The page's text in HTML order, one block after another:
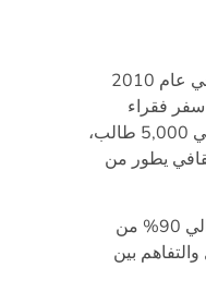
جامعة البخاري في ماليزيا هي واحدة من أبرز الجامعات غير الربحية في البلاد. تأسست الجامعة في عام 2010
فقراء
ماليزيا للحج والعمرة. منذ تأسيس جامعة البخاري، جذبت الجامعة بمستواها التعليمي المتميز حوالي 5,000 طالب،
يطور من
حتى الآن، تضم الجامعة طلابًا من أكثر من 40 دولة، بما في ذلك عدد كبير من الطلاب العرب. حوالي 90% من
بين